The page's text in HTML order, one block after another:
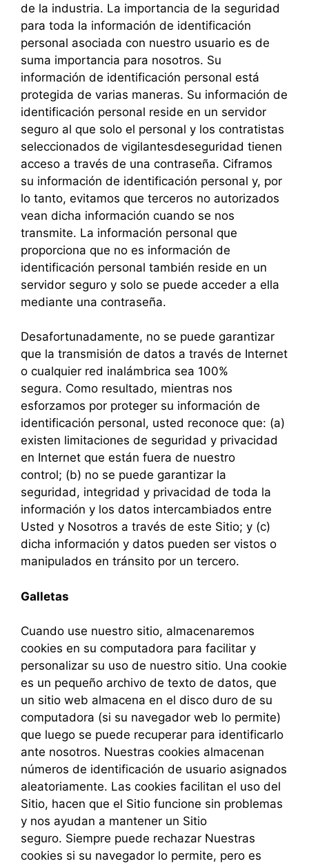
de la industria. La importancia de la seguridad
para toda la información de identificación
personal asociada con nuestro usuario es de
suma importancia para nosotros. Su
información de identificación personal está
protegida de varias maneras. Su información de
identificación personal reside en un servidor
seguro al que solo el personal y los contratistas
seleccionados de vigilantesdeseguridad tienen
acceso a través de una contraseña. Ciframos
su información de identificación personal y, por
lo tanto, evitamos que terceros no autorizados
vean dicha información cuando se nos
transmite. La información personal que
proporciona que no es información de
identificación personal también reside en un
servidor seguro y solo se puede acceder a ella
mediante una contraseña.
Desafortunadamente, no se puede garantizar
que la transmisión de datos a través de Internet
o cualquier red inalámbrica sea 100%
segura. Como resultado, mientras nos
esforzamos por proteger su información de
identificación personal, usted reconoce que: (a)
existen limitaciones de seguridad y privacidad
en Internet que están fuera de nuestro
control; (b) no se puede garantizar la
seguridad, integridad y privacidad de toda la
información y los datos intercambiados entre
Usted y Nosotros a través de este Sitio; y (c)
dicha información y datos pueden ser vistos o
manipulados en tránsito por un tercero.
Galletas
Cuando use nuestro sitio, almacenaremos
cookies en su computadora para facilitar y
personalizar su uso de nuestro sitio. Una cookie
es un pequeño archivo de texto de datos, que
un sitio web almacena en el disco duro de su
computadora (si su navegador web lo permite)
que luego se puede recuperar para identificarlo
ante nosotros. Nuestras cookies almacenan
números de identificación de usuario asignados
aleatoriamente. Las cookies facilitan el uso del
Sitio, hacen que el Sitio funcione sin problemas
y nos ayudan a mantener un Sitio
seguro. Siempre puede rechazar Nuestras
cookies si su navegador lo permite, pero es